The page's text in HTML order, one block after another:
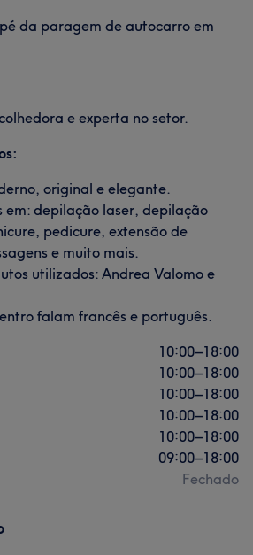
da paragem de autocarro em
e experta no setor.
original e elegante.
em: depilação laser, depilação
pedicure, extensão de
e muito mais.
utilizados: Andrea Valomo e
falam francês e português.
10:00–18:00
10:00–18:00
10:00–18:00
10:00–18:00
10:00–18:00
09:00–18:00
Fechado